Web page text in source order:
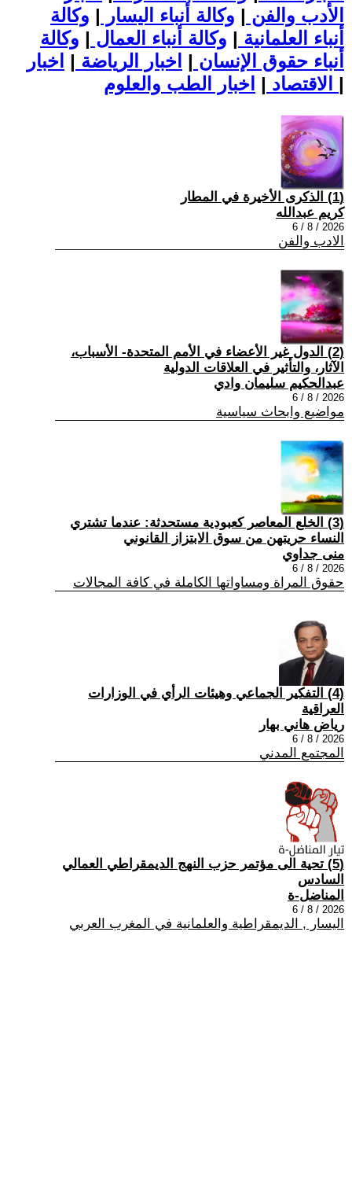
الأدب والفن | وكالة أنباء اليسار | وكالة
أنباء العلمانية | وكالة أنباء العمال | وكالة
أنباء حقوق الإنسان | اخبار الرياضة | اخبار
الاقتصاد | |
(1) الذكرى الأخيرة في المطار
كريم عبدالله
2026 / 8 / 6
الادب والفن
(2) الدول غير الأعضاء في الأمم المتحدة- الأسباب،
الآثار، والتأثير في العلاقات الدولية
عبدالحكيم سليمان وادي
2026 / 8 / 6
مواضيع وابحاث سياسية
(3) الخلع المعاصر كعبودية مستحدثة: عندما تشتري
النساء حريتهن من سوق الابتزاز القانوني
منى جداوي
2026 / 8 / 6
حقوق المراة ومساواتها الكاملة في كافة المجالات
(4) التفكير الجماعي وهيئات الرأي في الوزارات
العراقية
رياض هاني بهار
2026 / 8 / 6
المجتمع المدني
(5) تحية الى مؤتمر حزب النهج الديمقراطي العمالي
السادس
المناضل-ة
2026 / 8 / 6
اليسار , الديمقراطية والعلمانية في المغرب العربي